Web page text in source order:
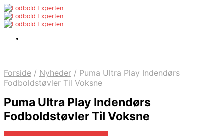
Forside / Nyheder / Puma Ultra Play Indendørs
Fodboldstøvler Til Voksne
Puma Ultra Play Indendørs
Fodboldstøvler Til Voksne